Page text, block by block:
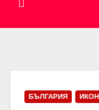
БЪЛГАРИЯ